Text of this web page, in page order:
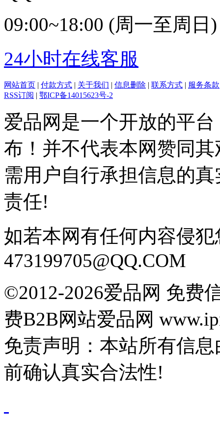
09:00~18:00 (周一至周日)
24小时在线客服
网站首页 | 付款方式 | 关于我们 | 信息删除 | 联系方式 | 服务条款
RSS订阅 | 鄂ICP备14015623号-2
爱品网是一个开放的平
布！并不代表本网赞同
需用户自行承担信息的
责任!
如若本网有任何内容侵
473199705@QQ.COM
©2012-2026爱品网 免费
费B2B网站爱品网
免责声明：本站所有信
前确认真实合法性!